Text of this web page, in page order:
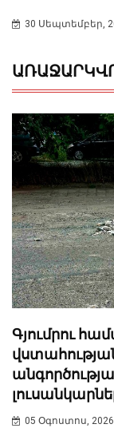
30 Սեպտեմբեր,
Գյումրու
05 Օգոստոս, 2026